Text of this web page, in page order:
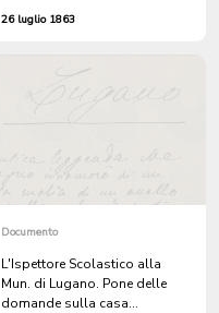
nomina della maestra
26 luglio 1863
Documento
L'Ispettore Scolastico alla
Mun. di Lugano. Pone delle
domande sulla casa